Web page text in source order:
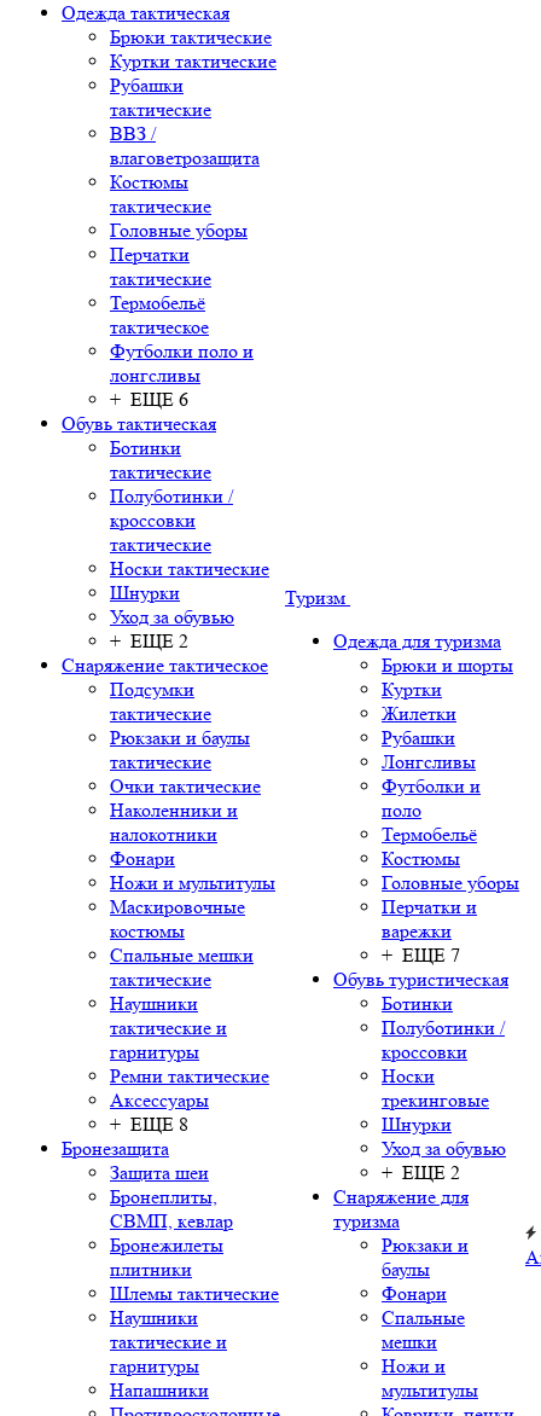
Одежда тактическая
Брюки тактические
Куртки тактические
Рубашки
тактические
ВВЗ /
влаговетрозащита
Костюмы
тактические
Головные уборы
Перчатки
тактические
Термобельё
тактическое
Футболки поло и
лонгсливы
+ ЕЩЕ 6
Обувь тактическая
Ботинки
тактические
Полуботинки /
кроссовки
тактические
Носки тактические
Шнурки
Уход за обувью
+ ЕЩЕ 2
Снаряжение тактическое
Подсумки
тактические
Рюкзаки и баулы
тактические
Очки тактические
Наколенники и
налокотники
Фонари
Ножи и мультитулы
Маскировочные
костюмы
Спальные мешки
тактические
Наушники
тактические и
гарнитуры
Ремни тактические
Аксессуары
+ ЕЩЕ 8
Бронезащита
Защита шеи
Бронеплиты,
СВМП, кевлар
Бронежилеты
плитники
Шлемы тактические
Наушники
тактические и
гарнитуры
Напашники
Туризм
Одежда для туризма
Брюки и шорты
Куртки
Жилетки
Рубашки
Лонгсливы
Футболки и
поло
Термобельё
Костюмы
Головные уборы
Перчатки и
варежки
+ ЕЩЕ 7
Обувь туристическая
Ботинки
Полуботинки /
кроссовки
Носки
трекинговые
Шнурки
Уход за обувью
+ ЕЩЕ 2
Снаряжение для
туризма
Рюкзаки и
баулы
Фонари
Спальные
мешки
Ножи и
мультитулы